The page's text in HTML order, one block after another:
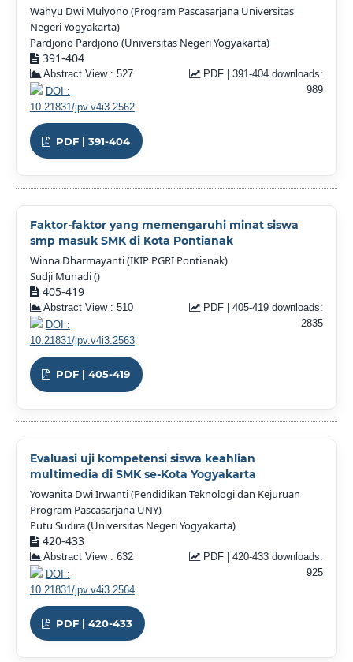
Wahyu Dwi Mulyono (Program Pascasarjana Universitas
Negeri Yogyakarta)
Pardjono Pardjono (Universitas Negeri Yogyakarta)
391-404
Abstract View : 527
PDF | 391-404 downloads:
989
DOI :
10.21831/jpv.v4i3.2562
PDF | 391-404
Faktor-faktor yang memengaruhi minat siswa
smp masuk SMK di Kota Pontianak
Winna Dharmayanti (IKIP PGRI Pontianak)
Sudji Munadi ()
405-419
Abstract View : 510
PDF | 405-419 downloads:
2835
DOI :
10.21831/jpv.v4i3.2563
PDF | 405-419
Evaluasi uji kompetensi siswa keahlian
multimedia di SMK se-Kota Yogyakarta
Yowanita Dwi Irwanti (Pendidikan Teknologi dan Kejuruan
Program Pascasarjana UNY)
Putu Sudira (Universitas Negeri Yogyakarta)
420-433
Abstract View : 632
PDF | 420-433 downloads:
925
DOI :
10.21831/jpv.v4i3.2564
PDF | 420-433